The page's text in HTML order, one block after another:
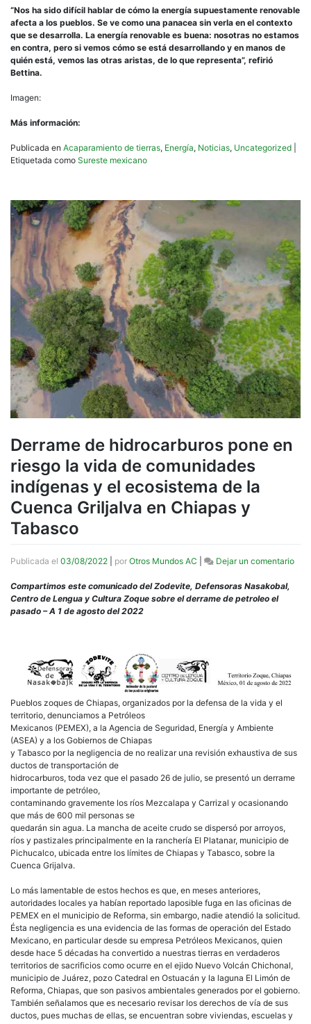
“Nos ha sido difícil hablar de cómo la energía supuestamente renovable
afecta a los pueblos. Se ve como una panacea sin verla en el contexto
que se desarrolla. La energía renovable es buena: nosotras no estamos
en contra, pero si vemos cómo se está desarrollando y en manos de
quién está, vemos las otras aristas, de lo que representa”, refirió
Bettina.
Imagen:
Más información:
Publicada en Acaparamiento de tierras, Energía, Noticias, Uncategorized
Etiquetada como Sureste mexicano
Derrame de hidrocarburos pone en
riesgo la vida de comunidades
indígenas y el ecosistema de la
Cuenca Griljalva en Chiapas y
Tabasco
Publicada el 03/08/2022 por Otros Mundos AC Dejar un comentarioen
Compartimos este comunicado del Zodevite, Defensoras Nasakobal,
Centro de Lengua y Cultura Zoque sobre el derrame de petroleo el
pasado – A 1 de agosto del 2022
Pueblos zoques de Chiapas, organizados por la defensa de la vida y el
territorio, denunciamos a Petróleos
Mexicanos (PEMEX), a la Agencia de Seguridad, Energía y Ambiente
(ASEA) y a los Gobiernos de Chiapas
y Tabasco por la negligencia de no realizar una revisión exhaustiva de sus
ductos de transportación de
hidrocarburos, toda vez que el pasado 26 de julio, se presentó un derrame
importante de petróleo,
contaminando gravemente los ríos Mezcalapa y Carrizal y ocasionando
que más de 600 mil personas se
quedarán sin agua. La mancha de aceite crudo se dispersó por arroyos,
ríos y pastizales principalmente en la ranchería El Platanar, municipio de
Pichucalco, ubicada entre los límites de Chiapas y Tabasco, sobre la
Cuenca Grijalva.
Lo más lamentable de estos hechos es que, en meses anteriores,
autoridades locales ya habían reportado laposible fuga en las oficinas de
PEMEX en el municipio de Reforma, sin embargo, nadie atendió la solicitud.
Ésta negligencia es una evidencia de las formas de operación del Estado
Mexicano, en particular desde su empresa Petróleos Mexicanos, quien
desde hace 5 décadas ha convertido a nuestras tierras en verdaderos
territorios de sacrificios como ocurre en el ejido Nuevo Volcán Chichonal,
municipio de Juárez, pozo Catedral en Ostuacán y la laguna El Limón de
Reforma, Chiapas, que son pasivos ambientales generados por el gobierno.
También señalamos que es necesario revisar los derechos de vía de sus
ductos, pues muchas de ellas, se encuentran sobre viviendas, escuelas y